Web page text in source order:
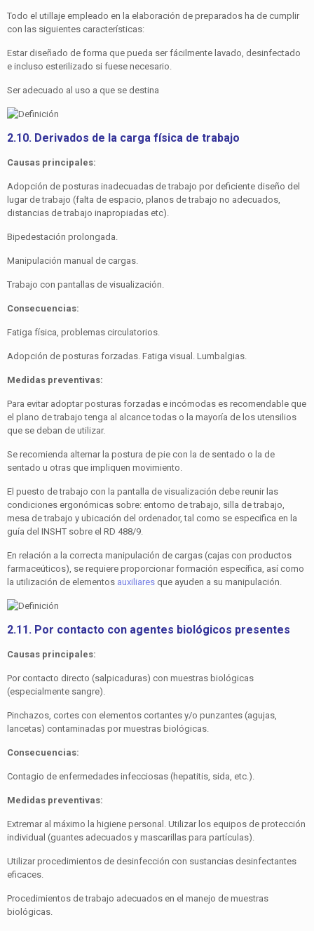
Todo el utillaje empleado en la elaboración de preparados ha de cumplir
con las siguientes características:
Estar diseñado de forma que pueda ser fácilmente lavado, desinfectado
e incluso esterilizado si fuese necesario.
Ser adecuado al uso a que se destina
2.10. Derivados de la carga física de trabajo
Causas principales:
Adopción de posturas inadecuadas de trabajo por deficiente diseño del
lugar de trabajo (falta de espacio, planos de traba­jo no adecuados,
distancias de trabajo inapropiadas etc).
Bipedestación prolongada.
Manipulación manual de cargas.
Trabajo con pantallas de visualización.
Consecuencias:
Fatiga física, problemas circulatorios.
Adopción de posturas forzadas. Fatiga visual. Lumbalgias.
Medidas preventivas:
Para evitar adoptar posturas forzadas e incómodas es reco­mendable que
el plano de trabajo tenga al alcance todas o la mayoría de los utensilios
que se deban de utilizar.
Se recomienda alternar la postura de pie con la de sentado o la de
sentado u otras que impliquen movimiento.
El puesto de trabajo con la pantalla de visualización debe re­unir las
condiciones ergonómicas sobre: entorno de trabajo, silla de trabajo,
mesa de trabajo y ubicación del ordenador, tal como se especifica en la
guía del INSHT sobre el RD 488/9.
En relación a la correcta manipulación de cargas (cajas con productos
farmaceúticos), se requiere proporcionar forma­ción específica, así como
la utilización de elementos auxilia­res que ayuden a su manipulación.
2.11. Por contacto con agentes biológicos presentes
Causas principales:
Por contacto directo (salpicaduras) con muestras biológicas
(especialmente sangre).
Pinchazos, cortes con elementos cortantes y/o punzantes (agujas,
lancetas) contaminadas por muestras biológicas.
Consecuencias:
Contagio de enfermedades infecciosas (hepatitis, sida, etc.).
Medidas preventivas:
Extremar al máximo la higiene personal. Utilizar los equipos de protección
individual (guantes adecuados y mascarillas para partículas).
Utilizar procedimientos de desinfección con sustancias desin­fectantes
eficaces.
Procedimientos de trabajo adecuados en el manejo de mues­tras
biológicas.